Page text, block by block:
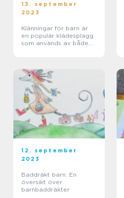
13. september
2023
Klänningar för barn är
en populär klädesplagg
som används av både
12. september
2023
Baddräkt barn: En
översikt över
barnbaddräkter